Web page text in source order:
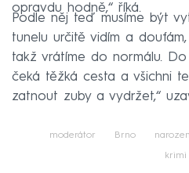
opravdu hodně,“ říká.
Podle něj teď musíme být
tunelu určitě vidím a
takž vrátíme do normálu.
čeká těžká cesta a všichni
zatnout zuby a vydržet,“
moderátor Brno
krimi